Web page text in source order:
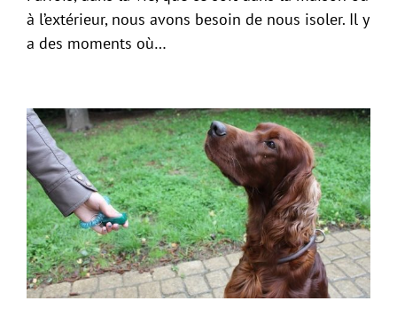
à l’extérieur, nous avons besoin de nous isoler. Il y
a des moments où…